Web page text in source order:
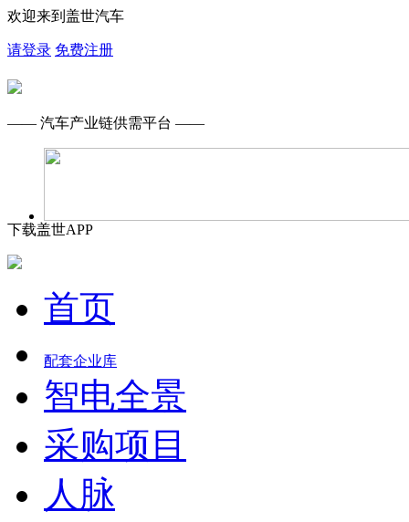
欢迎来到盖世汽车
请登录 免费注册
—— 汽车产业链供需平台 ——
下载盖世APP
首页
配套企业库
智电全景
采购项目
人脉